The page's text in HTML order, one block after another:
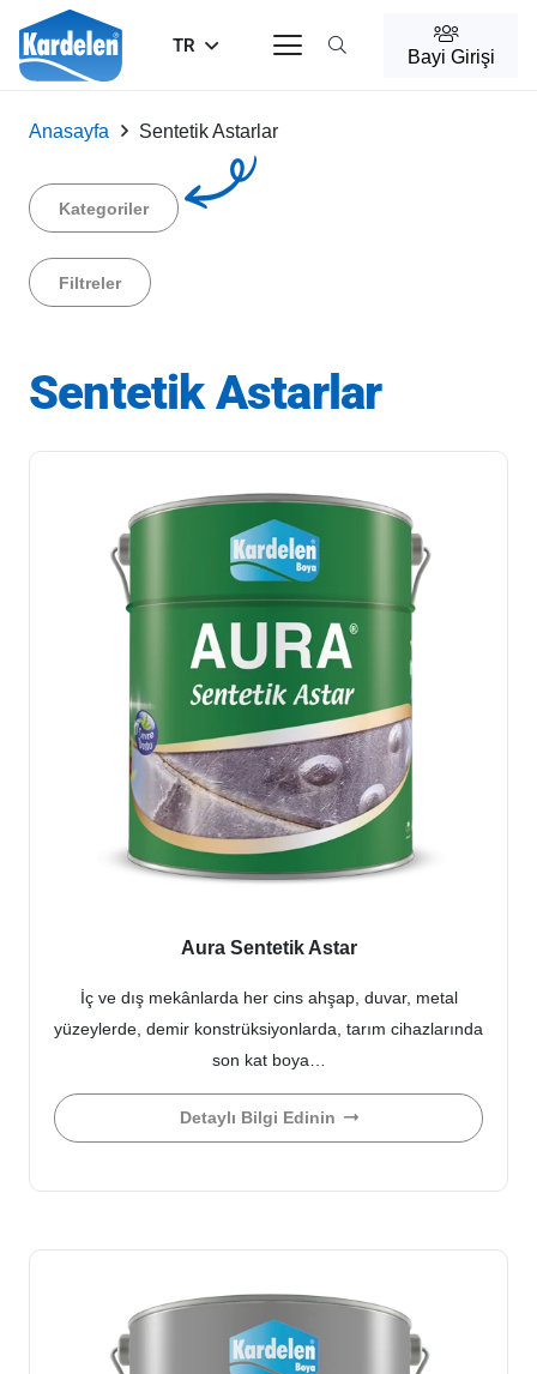
TR
Bayi Girişi
Anasayfa Sentetik Astarlar
Kategoriler
Filtreler
Sentetik Astarlar
Aura Sentetik Astar
İç ve dış mekânlarda her cins ahşap, duvar, metal
yüzeylerde, demir konstrüksiyonlarda, tarım cihazlarında
son kat boya…
Detaylı Bilgi Edinin